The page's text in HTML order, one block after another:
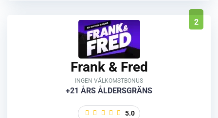
2
Frank & Fred
INGEN VÄLKOMSTBONUS
+21 ÅRS ÅLDERSGRÄNS
5.0